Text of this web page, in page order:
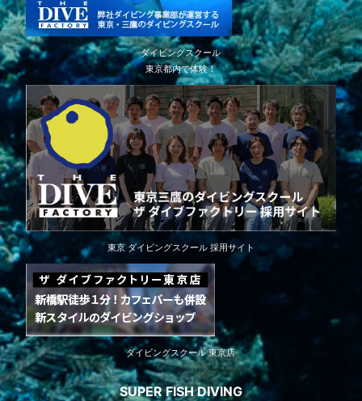
ダイビングスクール
東京都内で体験！
東京 ダイビングスクール 採用サイト
ダイビングスクール 東京店
SUPER FISH DIVING